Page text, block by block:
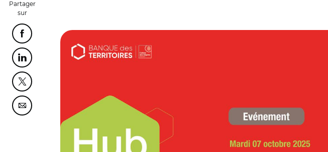
Partager
sur
Partager cette page sur Facebook
Partager cette page sur Linkedin
Partager cette page sur Twitter
Partager cette page sur Courriel